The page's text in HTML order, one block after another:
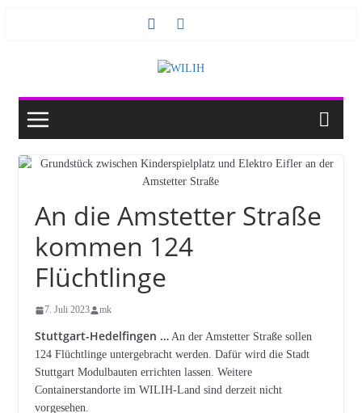
An die Amstetter Straße
kommen 124
Flüchtlinge
7. Juli 2023 mk
Stuttgart-Hedelfingen …An der Amstetter Straße sollen
124 Flüchtlinge untergebracht werden. Dafür wird die Stadt
Stuttgart Modulbauten errichten lassen. Weitere
Containerstandorte im WILIH-Land sind derzeit nicht
vorgesehen.